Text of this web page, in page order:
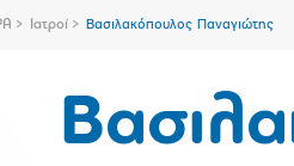
Ιατροί Βασιλακόπουλος Παναγιώτης